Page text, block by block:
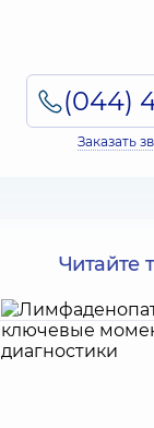
Заказать
Читайте